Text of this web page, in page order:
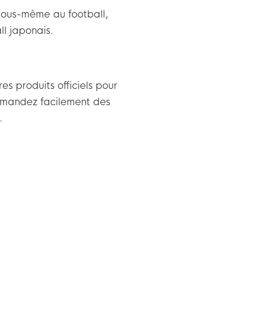
même au football,
japonais.
produits officiels pour
facilement des